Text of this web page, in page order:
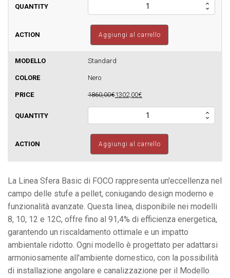
a
FOCO
Basic
-
quantità
Aggiungi al carrello
Standard
Nero
1860,00€1302,00€
a
FOCO
10
190m3
quantità
Aggiungi al carrello
La Linea Sfera Basic di FOCO rappresenta un'eccellenza nel
campo delle stufe a pellet, coniugando design moderno e
funzionalità avanzate. Questa linea, disponibile nei modelli
8, 10, 12 e 12C, offre fino al 91,4% di efficienza energetica,
garantendo un riscaldamento ottimale e un impatto
ambientale ridotto. Ogni modello è progettato per adattarsi
armoniosamente all'ambiente domestico, con la possibilità
di installazione angolare e canalizzazione per il Modello